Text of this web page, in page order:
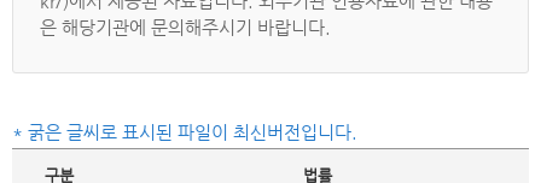
은 해당기관에 문의해주시기 바랍니다.
* 굵은 글씨로 표시된 파일이 최신버전입니다.
구분 법률